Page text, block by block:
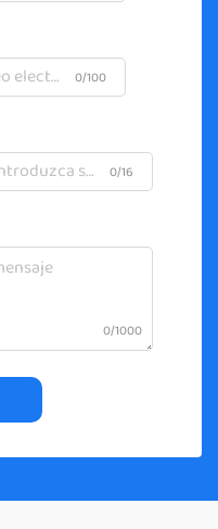
0/100
0/16
0/1000